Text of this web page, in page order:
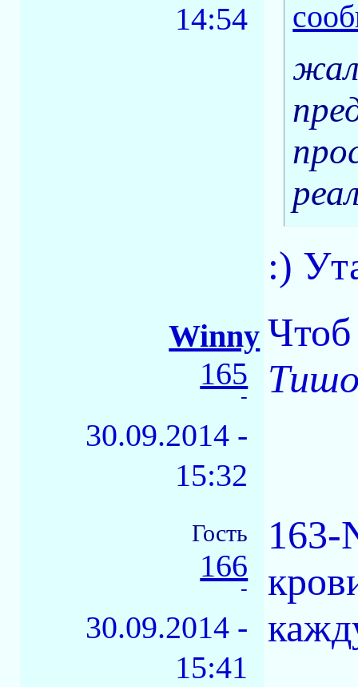
14:54
:)
Winny
165
-
30.09.2014 -
15:32
Чтоб
Гость
166
-
30.09.2014 -
15:41
163-